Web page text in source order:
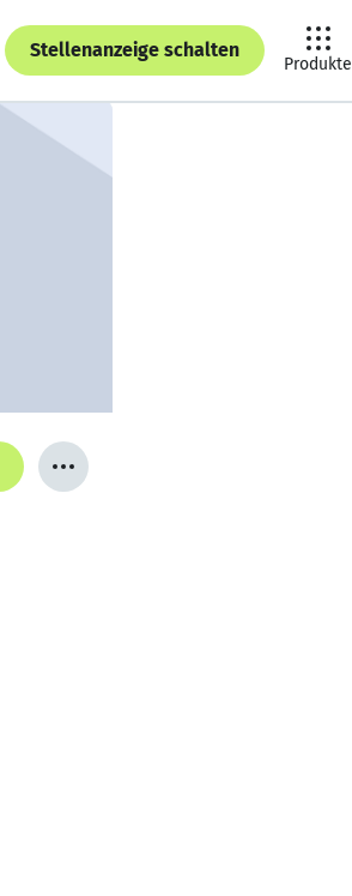
Stellenanzeige schalten
Produkte